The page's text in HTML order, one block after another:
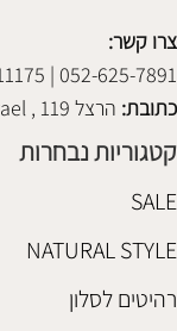
צרו קשר:
052-625-7891 | 086511175
כתובת: הרצל 119 , Rehovot, Israel
קטגוריות נבחרות
SALE
NATURAL STYLE
רהיטים לסלון